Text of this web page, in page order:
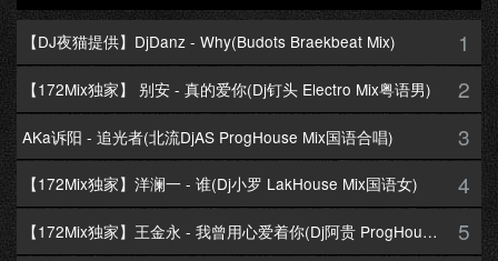
【DJ夜猫提供】DjDanz - Why(Budots Braekbeat Mix) 1
【172Mix独家】 别安 - 真的爱你(Dj钉头 Electro Mix粤语男) 2
AKa诉阳 - 追光者(北流DjAS ProgHouse Mix国语合唱) 3
【172Mix独家】洋澜一 - 谁(Dj小罗 LakHouse Mix国语女) 4
【172Mix独家】王金永 - 我曾用心爱着你(Dj阿贵 ProgHouse Mix国语男) 5